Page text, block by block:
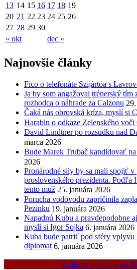
« okt dec »
13 14 15 16 17 18 19
20 21 22 23 24 25 26
27 28 29 30
Najnovšie články
Fico o telefonáte Szijártóa s
Ja by som angažoval trénerský
rozhodca o náhrade za Calzonu
Čaká nás obrovská kríza, myslí si
Harabin o odkaze Zelenského voči
David Lindtner po rozsudku nad
marca 2026
Bude Marek Trubač kandidovať na
2026
Pronárodné sily by sa mali spojiť v
proslovenského prezidenta.
tento muž 25. januára 2026
Porucha vodovodu zapríčinila
Pezinku 19. januára 2026
Napadnú Kubu a pravdepodobne
myslí si Igor Sojka 6. januára 2026
Kuba bude patriť pod sféry vplyvu
diplomat 6. januára 2026
A theme by Gradient